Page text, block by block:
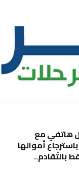
هاتفي مع
أموالها
بالتّقادم..